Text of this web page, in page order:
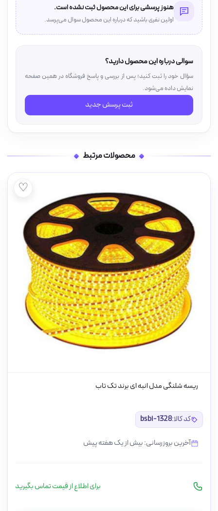
هنوز پرسشی برای این محصول ثبت نشده است.
اولین نفری باشید که درباره این محصول سوال می‌پرسد.
سوالی درباره این محصول دارید؟
سؤال خود را ثبت کنید؛ پس از بررسی و پاسخ فروشگاه در همین صفحه
نمایش داده می‌شود.
ثبت پرسش جدید
محصولات مرتبط
♡
ریسه شلنگی مدل انبه ای برند تک تاب
کد کالا:bsbi-1328
آخرین بروزرسانی: بیش از یک هفته پیش
برای اطلاع از قیمت تماس بگیرید